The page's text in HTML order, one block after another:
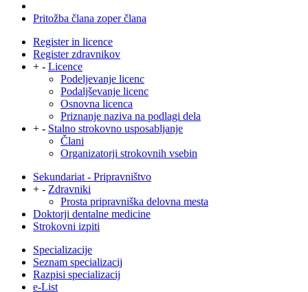
Pritožba člana zoper člana
Register in licence
Register zdravnikov
+ - Licence
Podeljevanje licenc
Podaljševanje licenc
Osnovna licenca
Priznanje naziva na podlagi dela
+ - Stalno strokovno usposabljanje
Člani
Organizatorji strokovnih vsebin
Sekundariat - Pripravništvo
+ - Zdravniki
Prosta pripravniška delovna mesta
Doktorji dentalne medicine
Strokovni izpiti
Specializacije
Seznam specializacij
Razpisi specializacij
e-List